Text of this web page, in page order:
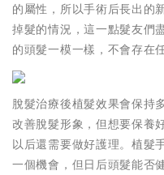
的屬性，所以手術后長出的
掉髮的情況，這一點髮友們
的頭髮一模一樣，不會存在
脫髮治療後植髮效果會保持
改善脫髮形象，但想要保養
以后還需要做好護理。植髮
一個機會，但日后頭髮能否